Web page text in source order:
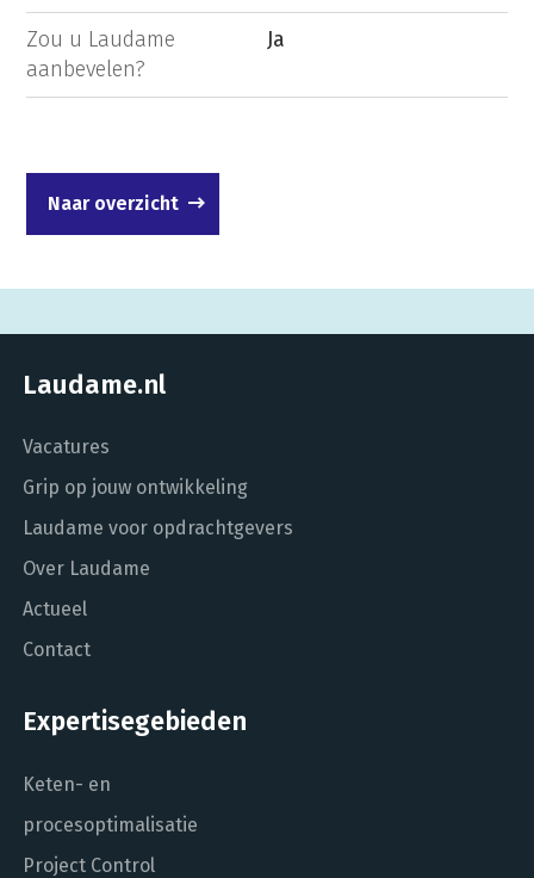
Zou u Laudame
aanbevelen?
Ja
Naar overzicht
Laudame.nl
Vacatures
Grip op jouw ontwikkeling
Laudame voor opdrachtgevers
Over Laudame
Actueel
Contact
Expertisegebieden
Keten- en
procesoptimalisatie
Project Control